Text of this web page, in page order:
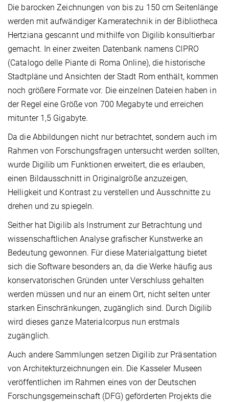
Die barocken Zeichnungen von bis zu 150 cm Seitenlänge
werden mit aufwändiger Kameratechnik in der Bibliotheca
Hertziana gescannt und mithilfe von Digilib konsultierbar
gemacht. In einer zweiten Datenbank namens CIPRO
(Catalogo delle Piante di Roma Online), die historische
Stadtpläne und Ansichten der Stadt Rom enthält, kommen
noch größere Formate vor. Die einzelnen Dateien haben in
der Regel eine Größe von 700 Megabyte und erreichen
mitunter 1,5 Gigabyte.
Da die Abbildungen nicht nur betrachtet, sondern auch im
Rahmen von Forschungsfragen untersucht werden sollten,
wurde Digilib um Funktionen erweitert, die es erlauben,
einen Bildausschnitt in Originalgröße anzuzeigen,
Helligkeit und Kontrast zu verstellen und Ausschnitte zu
drehen und zu spiegeln.
Seither hat Digilib als Instrument zur Betrachtung und
wissenschaftlichen Analyse grafischer Kunstwerke an
Bedeutung gewonnen. Für diese Materialgattung bietet
sich die Software besonders an, da die Werke häufig aus
konservatorischen Gründen unter Verschluss gehalten
werden müssen und nur an einem Ort, nicht selten unter
starken Einschränkungen, zugänglich sind. Durch Digilib
wird dieses ganze Materialcorpus nun erstmals
zugänglich.
Auch andere Sammlungen setzen Digilib zur Präsentation
von Architekturzeichnungen ein. Die Kasseler Museen
veröffentlichen im Rahmen eines von der Deutschen
Forschungsgemeinschaft (DFG) geförderten Projekts die